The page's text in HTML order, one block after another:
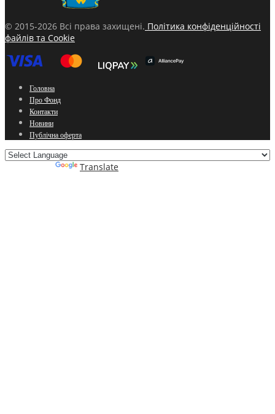
© 2015-2026 Всі права захищені. Політика конфіденційності
файлів та Cookie
Головна
Про Фонд
Контакти
Новини
Публічна оферта
Translate